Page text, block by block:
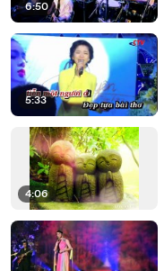
6:50
5:33
4:06